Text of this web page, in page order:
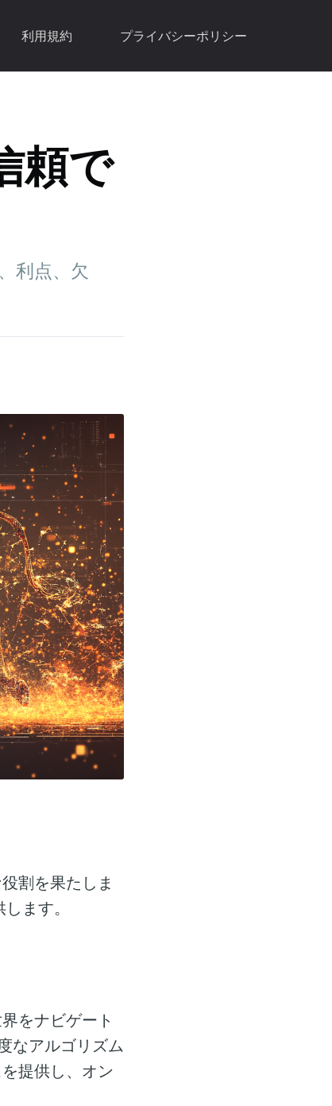
利用規約 プライバシーポリシー
頼で
利点、欠
割を果たしま
ます。
をナビゲート
なアルゴリズム
提供し、オン